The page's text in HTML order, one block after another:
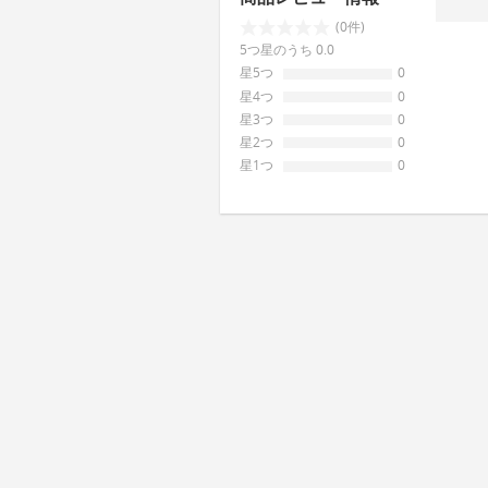
(0件)
5つ星のうち 0.0
星5つ
0
星4つ
0
星3つ
0
星2つ
0
星1つ
0